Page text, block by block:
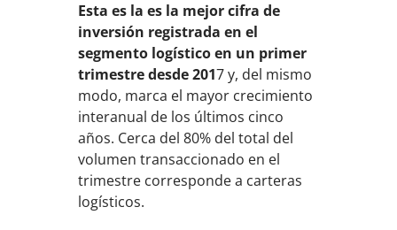
Esta es la es la mejor cifra de
inversión registrada en el
segmento logístico en un primer
trimestre desde 2017 y, del mismo
modo, marca el mayor crecimiento
interanual de los últimos cinco
años. Cerca del 80% del total del
volumen transaccionado en el
trimestre corresponde a carteras
logísticos.